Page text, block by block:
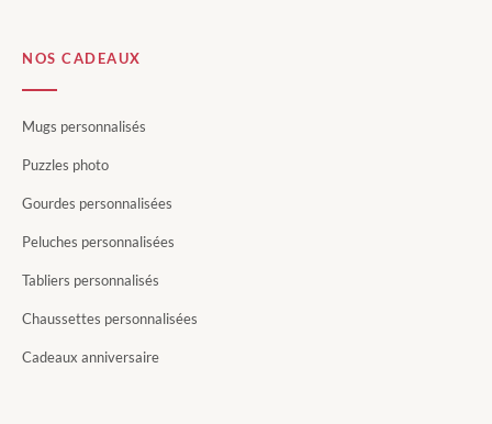
NOS CADEAUX
Mugs personnalisés
Puzzles photo
Gourdes personnalisées
Peluches personnalisées
Tabliers personnalisés
Chaussettes personnalisées
Cadeaux anniversaire